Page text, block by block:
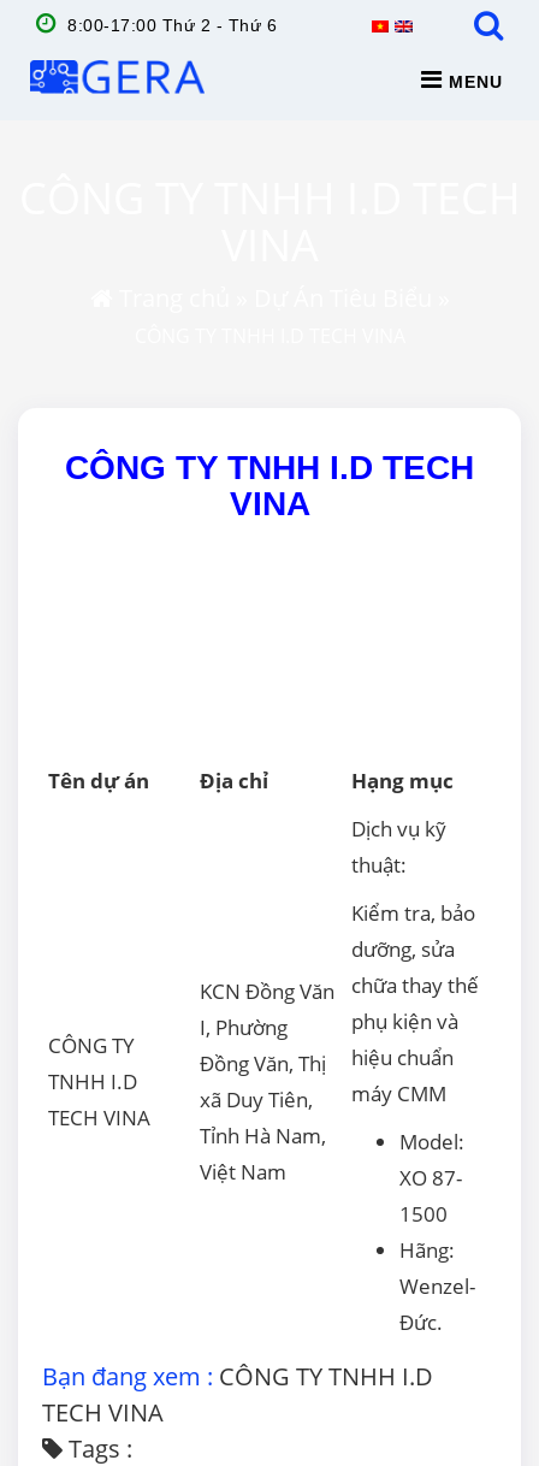
8:00-17:00 Thứ 2 - Thứ 6
MENU
CÔNG TY TNHH I.D TECH
VINA
Tên dự án Địa chỉ Hạng mục
CÔNG TY
TNHH I.D
TECH VINA
KCN Đồng Văn
I, Phường
Đồng Văn, Thị
xã Duy Tiên,
Tỉnh Hà Nam,
Việt Nam
Dịch vụ kỹ
thuật:
Kiểm tra, bảo
dưỡng, sửa
chữa thay thế
phụ kiện và
hiệu chuẩn
máy CMM
Model:
XO 87-
1500
Hãng:
Wenzel-
Đức.
Bạn đang xem : CÔNG TY TNHH I.D
TECH VINA
Tags :